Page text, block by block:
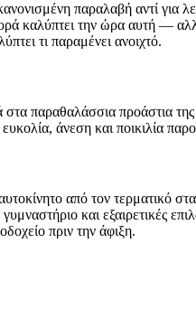
παραλαβή αντί για
καλύπτει την ώρα αυτή —
τι παραμένει ανοιχτό.
παραθαλάσσια προάστια
άνεση και ποικιλία
από τον τερματικό
και εξαιρετικές
πριν την άφιξη.